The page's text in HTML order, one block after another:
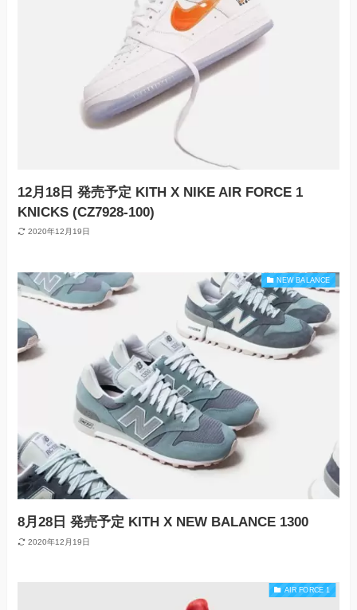
12月18日 発売予定 KITH X NIKE AIR FORCE 1
KNICKS (CZ7928-100)
2020年12月19日
NEW BALANCE
8月28日 発売予定 KITH X NEW BALANCE 1300
2020年12月19日
AIR FORCE 1